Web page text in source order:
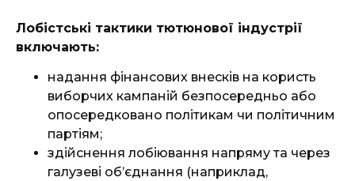
Лобістські тактики тютюнової індустрії
включають:
надання фінансових внесків на користь
виборчих кампаній безпосередньо або
опосередковано політикам чи політичним
партіям;
здійснення лобіювання напряму та через
галузеві об’єднання (наприклад,